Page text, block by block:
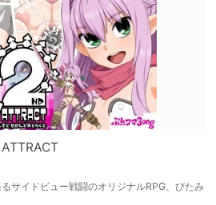
サイドビュー戦闘のオリジナルRPG、びたみ